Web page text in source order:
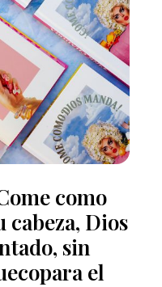
como
cabeza, Dios
sin
el